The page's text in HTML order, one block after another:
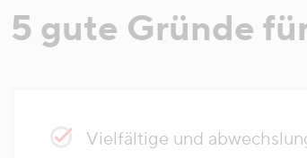
5 gute Gründe
Vielfältige und